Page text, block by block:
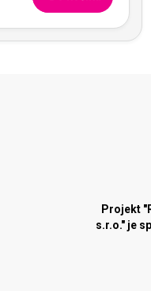
Projekt
s.r.o." je